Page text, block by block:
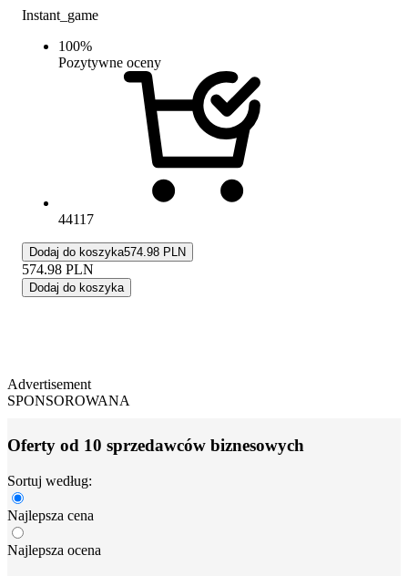
Instant_game
100%
Pozytywne oceny
44117
Dodaj do koszyka574.98 PLN
574.98 PLN
Dodaj do koszyka
Advertisement
SPONSOROWANA
Oferty od 10 sprzedawców biznesowych
Sortuj według:
Najlepsza cena
Najlepsza ocena